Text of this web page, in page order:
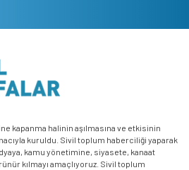
kapanma halinin aşılmasına ve etkisinin
kuruldu. Sivil toplum haberciliği yaparak
kamu yönetimine, siyasete, kanaat
kılmayı amaçlıyoruz. Sivil toplum